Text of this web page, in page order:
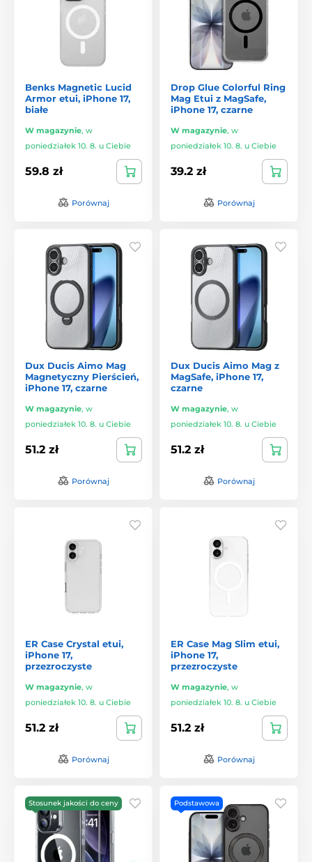
Benks Magnetic Lucid
Armor etui, iPhone 17,
białe
W magazynie, w
poniedziałek 10. 8. u Ciebie
59.8 zł
Porównaj
Drop Glue Colorful Ring
Mag Etui z MagSafe,
iPhone 17, czarne
W magazynie, w
poniedziałek 10. 8. u Ciebie
39.2 zł
Porównaj
Dux Ducis Aimo Mag
Magnetyczny Pierścień,
iPhone 17, czarne
W magazynie, w
poniedziałek 10. 8. u Ciebie
51.2 zł
Porównaj
Dux Ducis Aimo Mag z
MagSafe, iPhone 17,
czarne
W magazynie, w
poniedziałek 10. 8. u Ciebie
51.2 zł
Porównaj
ER Case Crystal etui,
iPhone 17,
przezroczyste
W magazynie, w
poniedziałek 10. 8. u Ciebie
51.2 zł
Porównaj
ER Case Mag Slim etui,
iPhone 17,
przezroczyste
W magazynie, w
poniedziałek 10. 8. u Ciebie
51.2 zł
Porównaj
Stosunek jakości do ceny Podstawowa